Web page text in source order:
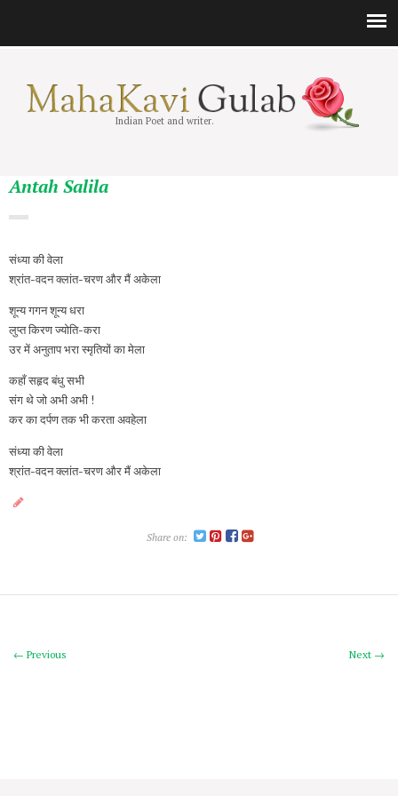
Indian Poet and writer.
Antah Salila
संध्या की वेला
श्रांत-वदन क्लांत-चरण और मैं अकेला
शून्य गगन शून्य धरा
लुप्त किरण ज्योति-करा
उर में अनुताप भरा स्मृतियों का मेला
कहाँ सहृद बंधु सभी
संग थे जो अभी अभी !
कर का दर्पण तक भी करता अवहेला
संध्या की वेला
श्रांत-वदन क्लांत-चरण और मैं अकेला
Share on:
Next →
← Previous